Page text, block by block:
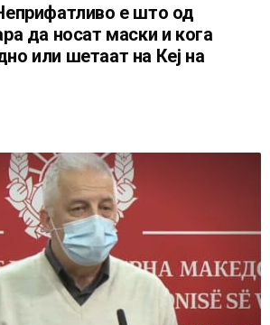
е што од
да носат маски и кога
или шетаат на Кеј на